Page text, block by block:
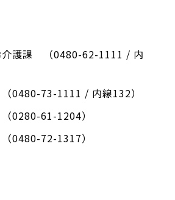
介護課 （0480-62-1111 / 内
0480-73-1111 / 内線132）
0280-61-1204）
0480-72-1317）